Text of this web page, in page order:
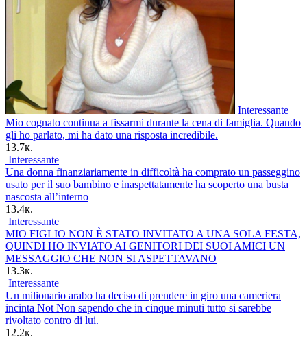
Interessante
Mio cognato continua a fissarmi durante la cena di famiglia. Quando
gli ho parlato, mi ha dato una risposta incredibile.
13.7к.
Interessante
Una donna finanziariamente in difficoltà ha comprato un passeggino
usato per il suo bambino e inaspettatamente ha scoperto una busta
nascosta all’interno
13.4к.
Interessante
MIO FIGLIO NON È STATO INVITATO A UNA SOLA FESTA,
QUINDI HO INVIATO AI GENITORI DEI SUOI AMICI UN
MESSAGGIO CHE NON SI ASPETTAVANO
13.3к.
Interessante
Un milionario arabo ha deciso di prendere in giro una cameriera
incinta Not Non sapendo che in cinque minuti tutto si sarebbe
rivoltato contro di lui.
12.2к.